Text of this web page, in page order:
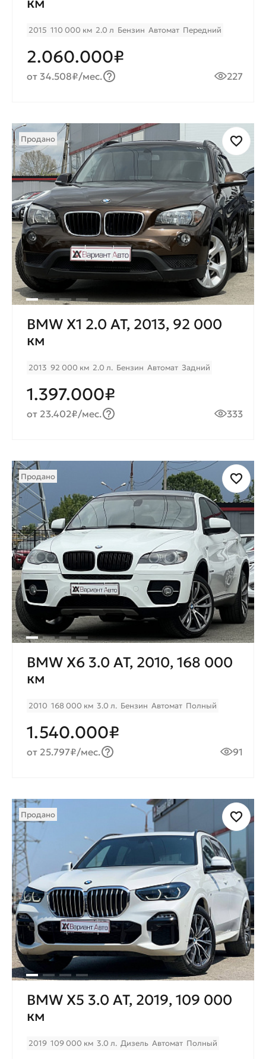
2015 110 000 км 2.0 л Бензин Автомат Передний
2.060.000₽
от 34.508₽/мес. 227
Продано
BMW X1 2.0 AT, 2013, 92 000
км
2013 92 000 км 2.0 л. Бензин Автомат Задний
1.397.000₽
от 23.402₽/мес. 333
Продано
BMW X6 3.0 AT, 2010, 168 000
км
2010 168 000 км 3.0 л. Бензин Автомат Полный
1.540.000₽
от 25.797₽/мес. 91
Продано
BMW X5 3.0 AT, 2019, 109 000
км
2019 109 000 км 3.0 л. Дизель Автомат Полный